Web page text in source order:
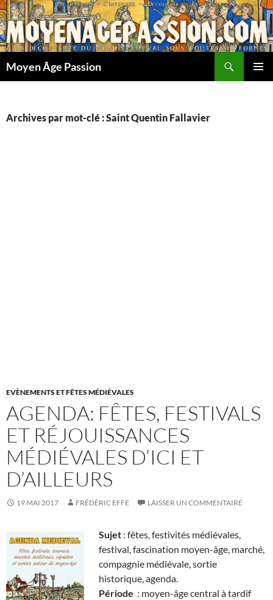
Aller
au
contenu
Moyen Âge Passion
Archives par mot-clé : Saint Quentin Fallavier
EVÈNEMENTS ET FÊTES MÉDIÉVALES
AGENDA: FÊTES, FESTIVALS
ET RÉJOUISSANCES
MÉDIÉVALES D’ICI ET
D’AILLEURS
19 MAI 2017 FRÉDÉRIC EFFE LAISSER UN COMMENTAIRE
Sujet : fêtes, festivités médiévales,
festival, fascination moyen-âge, marché,
compagnie médiévale, sortie
historique, agenda.
Période : moyen-âge central à tardif